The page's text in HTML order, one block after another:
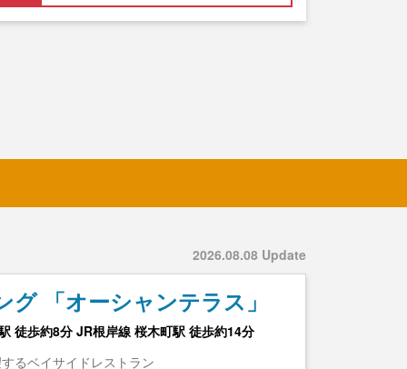
2026.08.08 Update
「オーシャンテラス」
徒歩約8分 JR根岸線 桜木町駅 徒歩約14分
るベイサイドレストラン